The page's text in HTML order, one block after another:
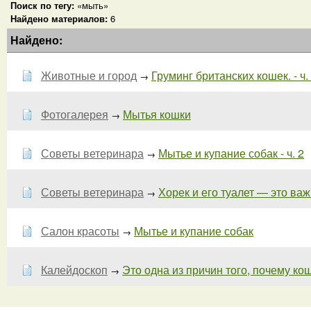
Поиск по тегу: «мыть»
Найдено материалов: 6
Найдено:
Животные и город → Груминг британских кошек. -
Фотогалерея → Мытья кошки
Советы ветеринара → Мытье и купание собак - ч. 2
Советы ветеринара → Хорек и его туалет — это
Салон красоты → Мытье и купание собак
Калейдоскоп → Это одна из причин того, почему